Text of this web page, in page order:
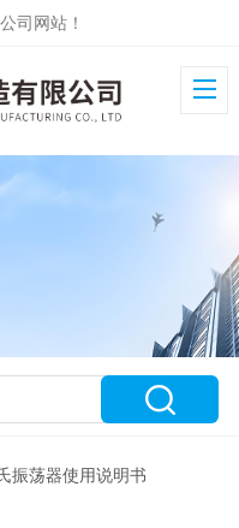
司网站！
振荡器使用说明书